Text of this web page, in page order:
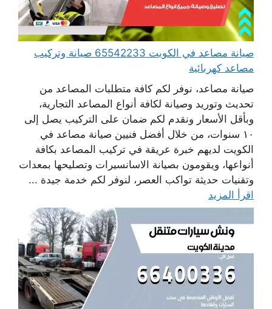
صيانة مصاعد في الكويت 65542233 صيانة وتركيب
مصاعد كهربائية
صيانة مصاعد، نوفر لكم كافة متطلبات المصاعد من
تحديث وتوريد وصيانة لكافة أنواع المصاعد التجارية،
وبأقل الأسعار ونقدم لكم ضمان على التركيب يصل إلى
١٠ سنوات، من خلال أفضل فنيين صيانة مصاعد في
الكويت لديهم خبرة عريقة في تركيب المصاعد بكافة
أنواعها، ويقومون بصيانة الاسانسيرات وتصليحها بمعدات
وتقنيات حديثة تواكب العصر، لنوفر لكم خدمة جيدة ...
اقرأ المزيد